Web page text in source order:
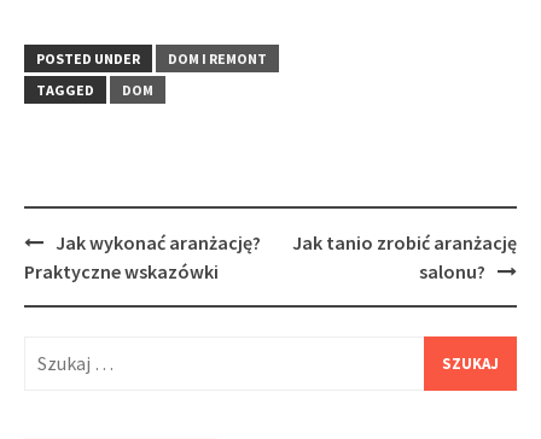
POSTED UNDER
DOM I REMONT
TAGGED
DOM
Post
navigation
Jak wykonać aranżację?
Praktyczne wskazówki
Jak tanio zrobić aranżację
salonu?